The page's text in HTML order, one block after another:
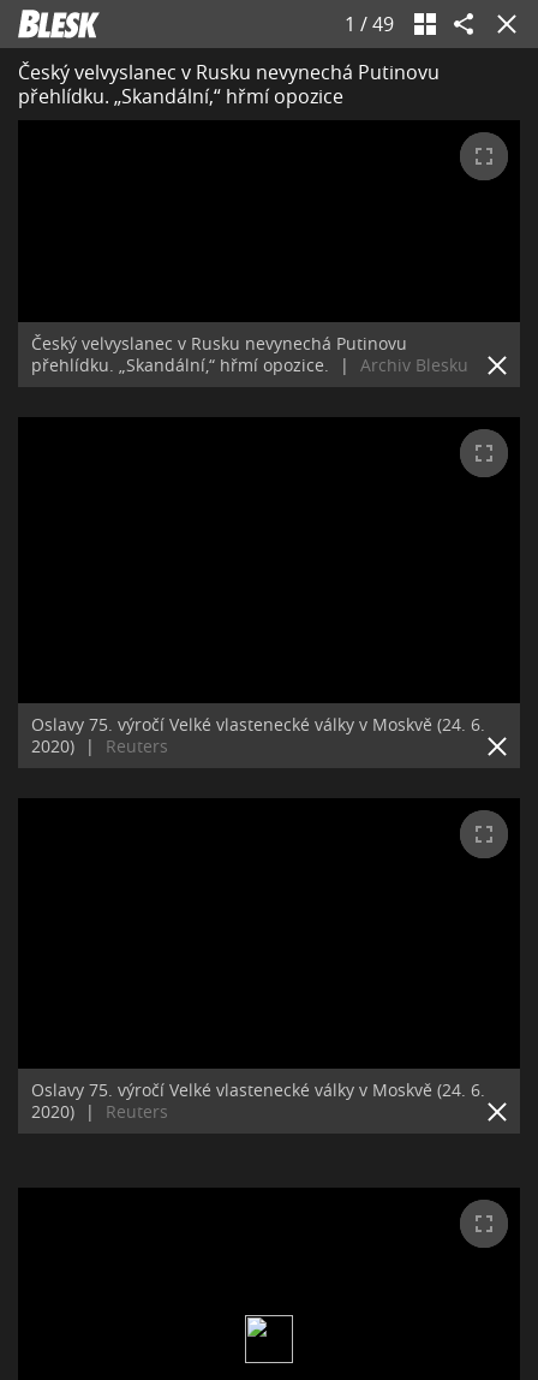
1 /49
Český velvyslanec v Rusku nevynechá Putinovu
přehlídku. „Skandální,“ hřmí opozice
Český velvyslanec v Rusku nevynechá Putinovu
přehlídku. „Skandální,“ hřmí opozice.
| Archiv Blesku
Oslavy 75. výročí Velké vlastenecké války v Moskvě (24. 6.
2020)
| Reuters
Oslavy 75. výročí Velké vlastenecké války v Moskvě (24. 6.
2020)
| Reuters